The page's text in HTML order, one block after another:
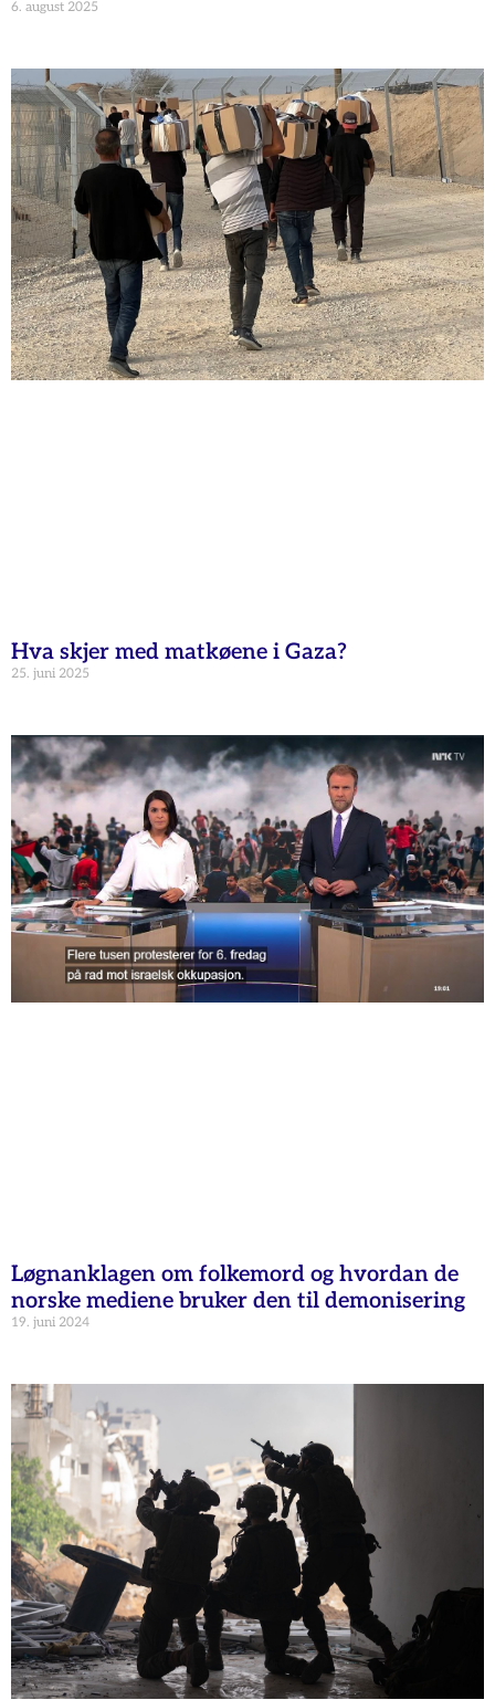
6. august 2025
Hva skjer med matkøene i Gaza?
25. juni 2025
Løgnanklagen om folkemord og hvordan de
norske mediene bruker den til demonisering
19. juni 2024